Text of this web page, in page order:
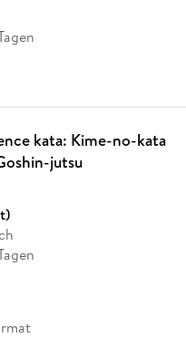
kata: Kime-no-kata
jutsu